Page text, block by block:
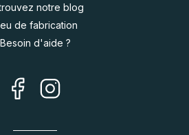
notre blog
de fabrication
Besoin d'aide ?